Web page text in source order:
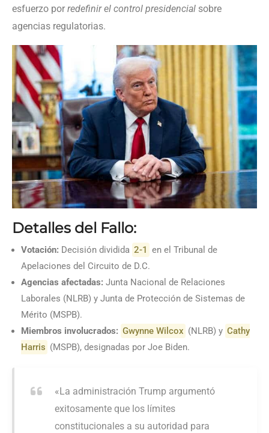
esfuerzo por redefinir el control presidencial sobre
agencias regulatorias.
Detalles del Fallo:
Votación: Decisión dividida 2-1 en el Tribunal de
Apelaciones del Circuito de D.C.
Agencias afectadas: Junta Nacional de Relaciones
Laborales (NLRB) y Junta de Protección de Sistemas de
Mérito (MSPB).
Miembros involucrados: Gwynne Wilcox (NLRB) y Cathy
Harris (MSPB), designadas por Joe Biden.
«La administración Trump argumentó
exitosamente que los límites
constitucionales a su autoridad para